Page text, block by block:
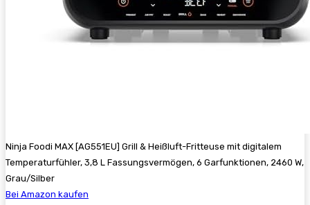
Ninja Foodi MAX [AG551EU] Grill & Heißluft-Fritteuse mit digitalem
Temperaturfühler, 3,8 L Fassungsvermögen, 6 Garfunktionen, 2460 W,
Grau/Silber
Bei Amazon kaufen